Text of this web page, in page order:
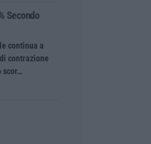
Secondo
continua a
contrazione
scor…